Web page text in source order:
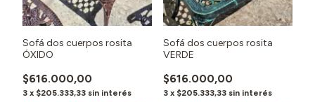
Sofá dos cuerpos rosita
ÓXIDO
$616.000,00
3 x $205.333,33 sin interés
Sofá dos cuerpos rosita
VERDE
$616.000,00
3 x $205.333,33 sin interés